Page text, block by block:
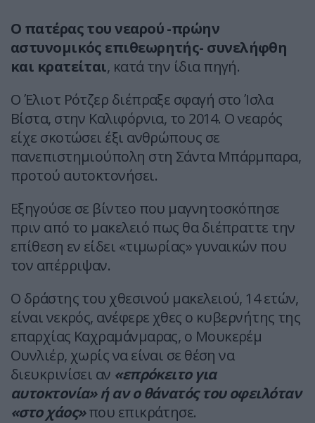
Ο πατέρας του νεαρού -πρώην
αστυνομικός επιθεωρητής- συνελήφθη
και κρατείται, κατά την ίδια πηγή.
Ο Έλιοτ Ρότζερ διέπραξε σφαγή στο Ίσλα
Βίστα, στην Καλιφόρνια, το 2014. Ο νεαρός
είχε σκοτώσει έξι ανθρώπους σε
πανεπιστημιούπολη στη Σάντα Μπάρμπαρα,
προτού αυτοκτονήσει.
Εξηγούσε σε βίντεο που μαγνητοσκόπησε
πριν από το μακελειό πως θα διέπραττε την
επίθεση εν είδει «τιμωρίας» γυναικών που
τον απέρριψαν.
Ο δράστης του χθεσινού μακελειού, 14 ετών,
είναι νεκρός, ανέφερε χθες ο κυβερνήτης της
επαρχίας Καχραμάνμαρας, ο Μουκερέμ
Ουνλιέρ, χωρίς να είναι σε θέση να
διευκρινίσει αν «επρόκειτο για
αυτοκτονία» ή αν ο θάνατός του οφειλόταν
«στο χάος»που επικράτησε.